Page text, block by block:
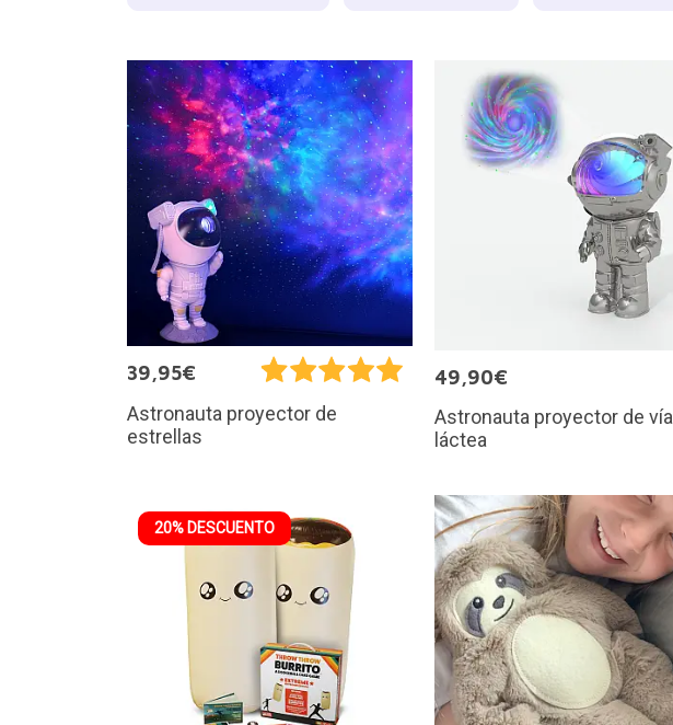
39,95€
Astronauta proyector de
estrellas
49,90€
Astronauta proyector de vía
láctea
20% DESCUENTO